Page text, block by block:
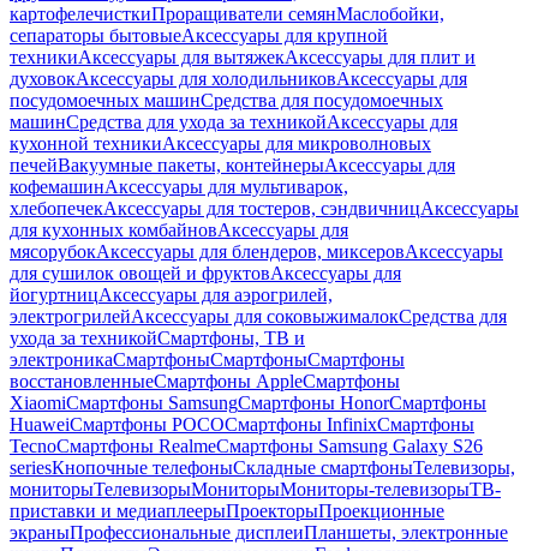
картофелечисткиПроращиватели семянМаслобойки,
сепараторы бытовыеАксессуары для крупной
техникиАксессуары для вытяжекАксессуары для плит и
духовокАксессуары для холодильниковАксессуары для
посудомоечных машинСредства для посудомоечных
машинСредства для ухода за техникойАксессуары для
кухонной техникиАксессуары для микроволновых
печейВакуумные пакеты, контейнерыАксессуары для
кофемашинАксессуары для мультиварок,
хлебопечекАксессуары для тостеров, сэндвичницАксессуары
для кухонных комбайновАксессуары для
мясорубокАксессуары для блендеров, миксеровАксессуары
для сушилок овощей и фруктовАксессуары для
йогуртницАксессуары для аэрогрилей,
электрогрилейАксессуары для соковыжималокСредства для
ухода за техникойСмартфоны, ТВ и
электроникаСмартфоныСмартфоныСмартфоны
восстановленныеСмартфоны AppleСмартфоны
XiaomiСмартфоны SamsungСмартфоны HonorСмартфоны
HuaweiСмартфоны POCOСмартфоны InfinixСмартфоны
TecnoСмартфоны RealmeСмартфоны Samsung Galaxy S26
seriesКнопочные телефоныСкладные смартфоныТелевизоры,
мониторыТелевизорыМониторыМониторы-телевизорыТВ-
приставки и медиаплеерыПроекторыПроекционные
экраныПрофессиональные дисплеиПланшеты, электронные